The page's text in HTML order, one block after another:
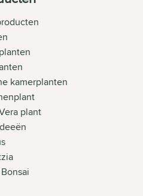
kamerplanten
plant